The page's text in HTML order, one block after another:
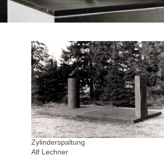
Zylinderspaltung
Alf Lechner